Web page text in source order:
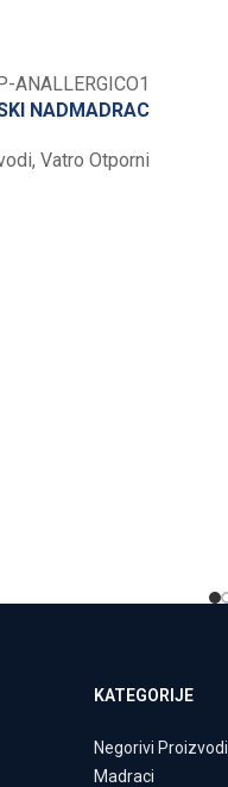
NADMADRAC
, Vatro Otporni
KATEGORIJE
Negorivi Proizvodi
Madraci